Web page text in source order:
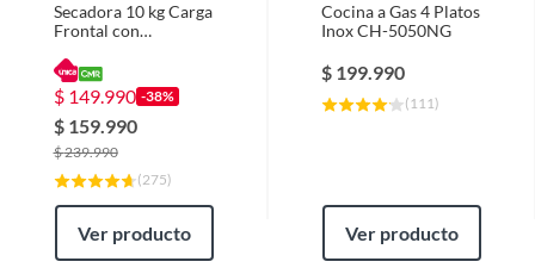
Secadora 10 kg Carga
Frontal con
MD100A100/W2
$ 149.990 -38%
$ 159.990
$239.990
(275)
Ver producto
Cocina a Gas 4 Platos
Inox CH-5050NG
$ 199.990
( 111)
Ver producto